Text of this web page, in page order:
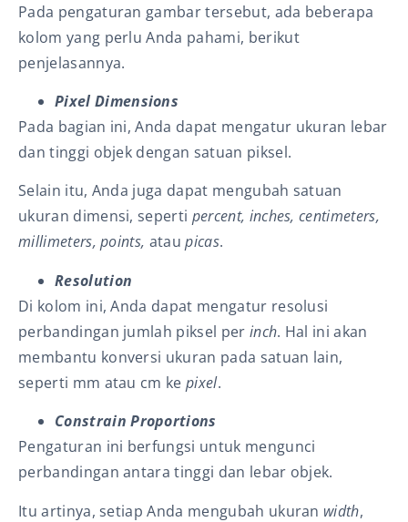
Pada pengaturan gambar tersebut, ada beberapa
kolom yang perlu Anda pahami, berikut
penjelasannya.
Pixel Dimensions
Pada bagian ini, Anda dapat mengatur ukuran lebar
dan tinggi objek dengan satuan piksel.
Selain itu, Anda juga dapat mengubah satuan
ukuran dimensi, seperti percent, inches, centimeters,
millimeters, points, ataupicas.
Resolution
Di kolom ini, Anda dapat mengatur resolusi
perbandingan jumlah piksel per inch. Hal ini akan
membantu konversi ukuran pada satuan lain,
seperti mm atau cm kepixel.
Constrain Proportions
Pengaturan ini berfungsi untuk mengunci
perbandingan antara tinggi dan lebar objek.
Itu artinya, setiap Anda mengubah ukuran width,